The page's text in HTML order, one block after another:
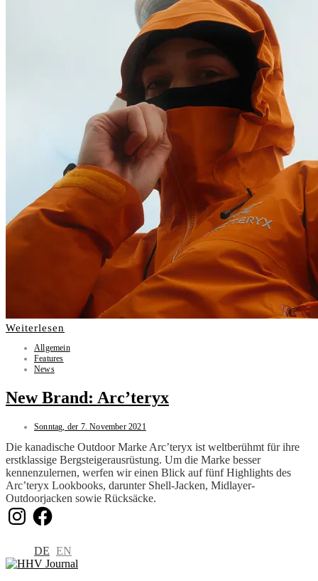
Weiterlesen
Allgemein
Features
News
New Brand: Arc’teryx
Sonntag, der 7. November 2021
Die kanadische Outdoor Marke Arc’teryx ist weltberühmt für ihre
erstklassige Bergsteigerausrüstung. Um die Marke besser
kennenzulernen, werfen wir einen Blick auf fünf Highlights des
Arc’teryx Lookbooks, darunter Shell-Jacken, Midlayer-
Outdoorjacken sowie Rücksäcke.
InstagramFacebook
DE EN